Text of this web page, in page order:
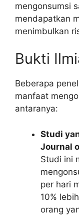
mengonsumsi
mendapatkan
menimbulkan
Bukti
Beberapa
manfaat
antaranya:
Studi
Journal
Studi ini
per hari
10%
orang